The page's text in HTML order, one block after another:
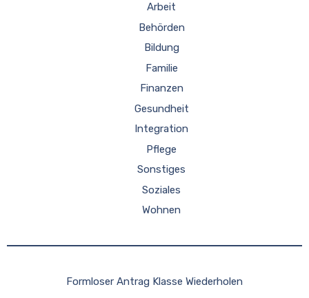
Arbeit
Behörden
Bildung
Familie
Finanzen
Gesundheit
Integration
Pflege
Sonstiges
Soziales
Wohnen
Formloser Antrag Klasse Wiederholen